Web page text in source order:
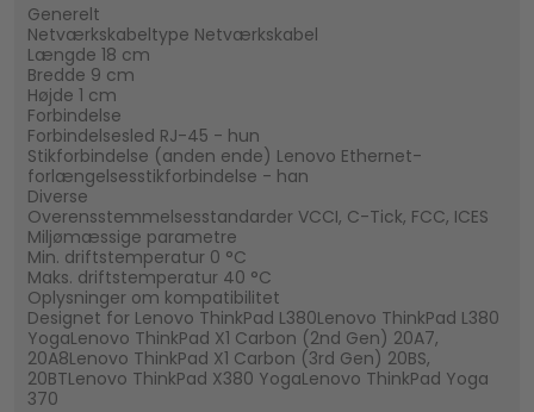
Generelt
Netværkskabeltype Netværkskabel
Længde 18 cm
Bredde 9 cm
Højde 1 cm
Forbindelse
Forbindelsesled RJ-45 - hun
Stikforbindelse (anden ende) Lenovo Ethernet-
forlængelsesstikforbindelse - han
Diverse
Overensstemmelsesstandarder VCCI, C-Tick, FCC, ICES
Miljømæssige parametre
Min. driftstemperatur 0 °C
Maks. driftstemperatur 40 °C
Oplysninger om kompatibilitet
Designet for Lenovo ThinkPad L380Lenovo ThinkPad L380
YogaLenovo ThinkPad X1 Carbon (2nd Gen) 20A7,
20A8Lenovo ThinkPad X1 Carbon (3rd Gen) 20BS,
20BTLenovo ThinkPad X380 YogaLenovo ThinkPad Yoga
370